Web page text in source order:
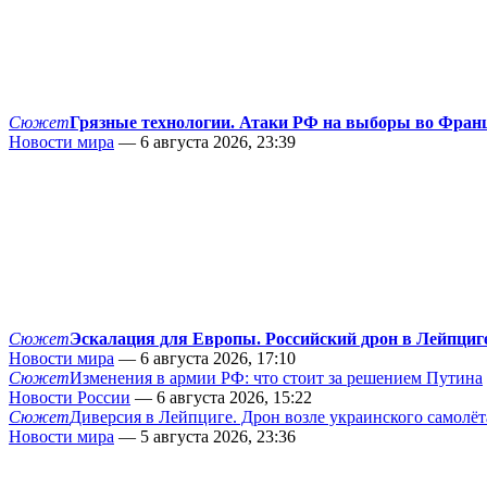
СюжетГрязные технологии. Атаки РФ на выборы во
Новости мира — 6 августа 2026, 23:39
СюжетЭскалация для Европы. Российский дрон в
Новости мира — 6 августа 2026, 17:10
СюжетИзменения в армии РФ: что стоит за решением Путина
Новости России — 6 августа 2026, 15:22
СюжетДиверсия в Лейпциге. Дрон возле украинского
Новости мира — 5 августа 2026, 23:36